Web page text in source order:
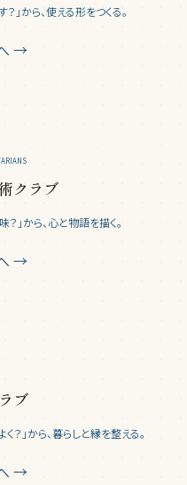
？」から、使える形をつくる。
→
クラブ
？」から、心と物語を描く。
→
ブ
く？」から、暮らしと縁を整える。
→